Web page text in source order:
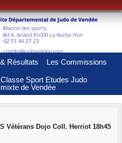
Résultats Les Commissions
Classe Sport Etudes Judo
mixte de Vendée
Vétérans Dojo Coll. Herriot 18h45